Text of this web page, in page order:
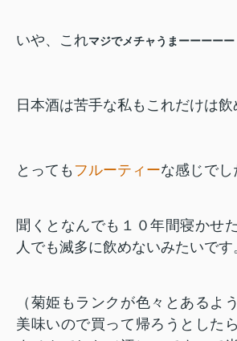
いや、これマジでメチャうまーーーーー
日本酒は苦手な私もこれだけは飲
とっても フルーティーな感じでし
聞くとなんでも１０年間寝かせ
人でも滅多に飲めないみたいです
（菊姫もランクが色々とあるよ
美味いので買って帰ろうとした